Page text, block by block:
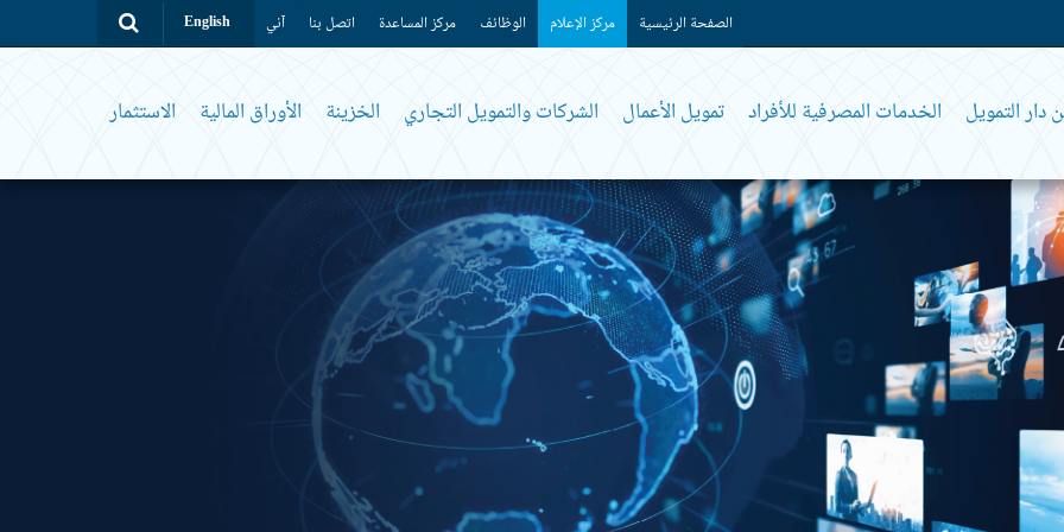
الصفحة الرئيسية مركز الإعلام الوظائف مركز المساعدة اتصل بنا آني English
دار التمويل الخدمات المصرفية للأفراد تمويل الأعمال الشركات والتمويل التجاري الخزينة الأوراق المالية الاستثمار